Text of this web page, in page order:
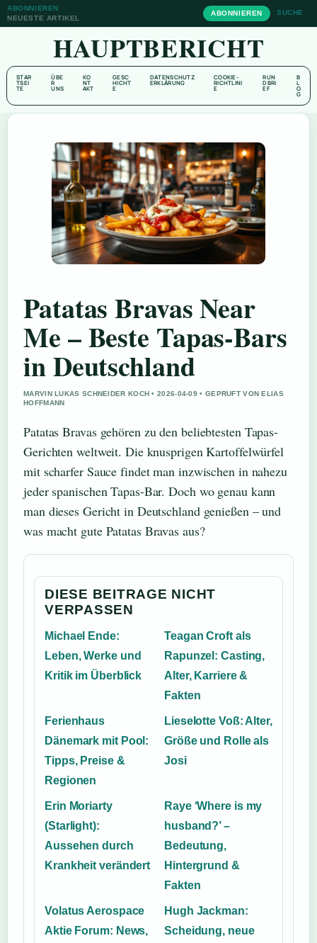
ABONNIEREN
NEUESTE ARTIKEL
ABONNIEREN SUCHE
HAUPTBERICHT
STAR
TSEI
TE
ÜBE
R
UNS
KO
NT
AKT
GESC
HICHT
E
DATENSCHUTZ
ERKLÄRUNG
COOKIE-
RICHTLINI
E
RUN
DBRI
EF
B
L
O
G
Patatas Bravas Near
Me – Beste Tapas-Bars
in Deutschland
MARVIN LUKAS SCHNEIDER KOCH • 2026-04-09 • GEPRUFT VON ELIAS
HOFFMANN
Patatas Bravas gehören zu den beliebtesten Tapas-
Gerichten weltweit. Die knusprigen Kartoffelwürfel
mit scharfer Sauce findet man inzwischen in nahezu
jeder spanischen Tapas-Bar. Doch wo genau kann
man dieses Gericht in Deutschland genießen – und
was macht gute Patatas Bravas aus?
DIESE BEITRAGE NICHT
VERPASSEN
Michael Ende:
Leben, Werke und
Kritik im Überblick
Teagan Croft als
Rapunzel: Casting,
Alter, Karriere &
Fakten
Ferienhaus
Dänemark mit Pool:
Tipps, Preise &
Regionen
Lieselotte Voß: Alter,
Größe und Rolle als
Josi
Erin Moriarty
(Starlight):
Aussehen durch
Krankheit verändert
Raye ‘Where is my
husband?’ –
Bedeutung,
Hintergrund &
Fakten
Volatus Aerospace
Aktie Forum: News,
Hugh Jackman:
Scheidung, neue